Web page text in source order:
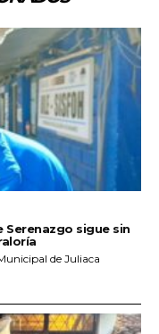
sigue sin
de Juliaca